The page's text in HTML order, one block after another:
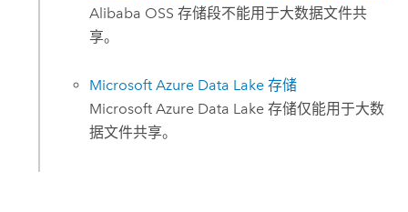
Alibaba OSS 存储段不能用于大数据文件共
享。
Microsoft Azure Data Lake 存储
Microsoft Azure Data Lake 存储仅能用于大数
据文件共享。